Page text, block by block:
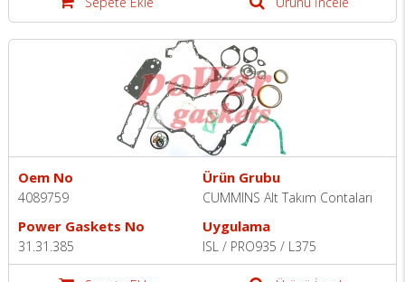
Oem No
4089759
Ürün Grubu
CUMMINS Alt Takım Contaları
Power Gaskets No
31.31.385
Uygulama
ISL / PRO935 / L375